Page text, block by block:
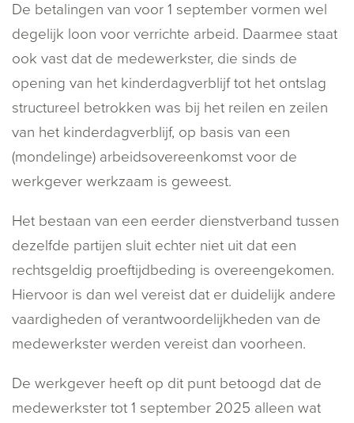
De betalingen van voor 1 september vormen wel
degelijk loon voor verrichte arbeid. Daarmee staat
ook vast dat de medewerkster, die sinds de
opening van het kinderdagverblijf tot het ontslag
structureel betrokken was bij het reilen en zeilen
van het kinderdagverblijf, op basis van een
(mondelinge) arbeidsovereenkomst voor de
werkgever werkzaam is geweest.
Het bestaan van een eerder dienstverband tussen
dezelfde partijen sluit echter niet uit dat een
rechtsgeldig proeftijdbeding is overeengekomen.
Hiervoor is dan wel vereist dat er duidelijk andere
vaardigheden of verantwoordelijkheden van de
medewerkster werden vereist dan voorheen.
De werkgever heeft op dit punt betoogd dat de
medewerkster tot 1 september 2025 alleen wat